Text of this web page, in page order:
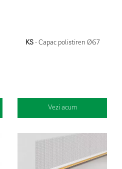
KS- Capac polistiren Ø67
Vezi acum